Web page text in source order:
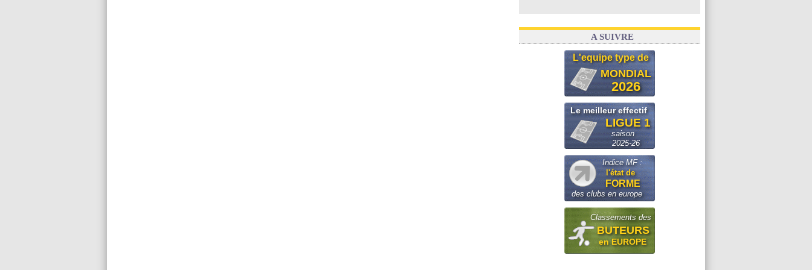
A SUIVRE
L'equipe type de
MONDIAL
2026
Le meilleur effectif
LIGUE 1
saison
2025-26
Indice MF :
l'état de
FORME
des clubs en europe
Classements des
BUTEURS
en EUROPE